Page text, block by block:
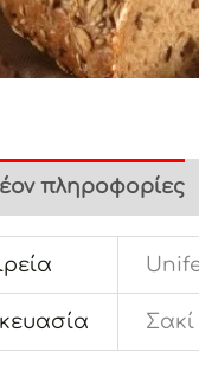
πληροφορίες
Σακί